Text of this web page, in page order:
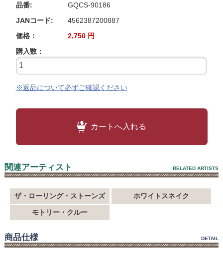
品番:
GQCS-90186
JANコード:
4562387200887
価格：
2,750 円
購入数：
※返品について必ずご確認ください
カートへ入れる
関連アーティスト RELATED ARTISTS
ザ・ローリング・ストーンズ ホワイトスネイク
モトリー・クルー
商品仕様 DETAIL